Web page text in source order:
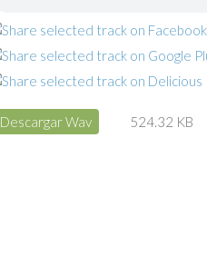
Descargar Wav 524.32 KB